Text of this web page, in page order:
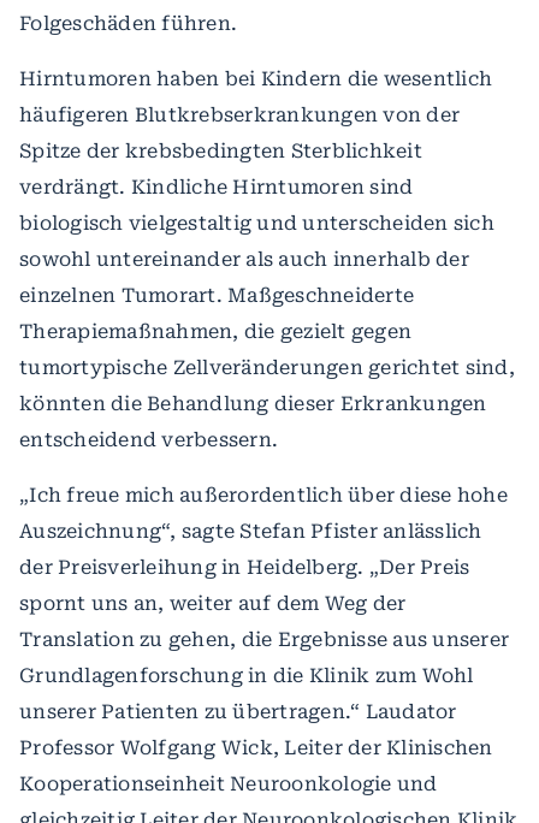
Folgeschäden führen.
Hirntumoren haben bei Kindern die wesentlich
häufigeren Blutkrebserkrankungen von der
Spitze der krebsbedingten Sterblichkeit
verdrängt. Kindliche Hirntumoren sind
biologisch vielgestaltig und unterscheiden sich
sowohl untereinander als auch innerhalb der
einzelnen Tumorart. Maßgeschneiderte
Therapiemaßnahmen, die gezielt gegen
tumortypische Zellveränderungen gerichtet sind,
könnten die Behandlung dieser Erkrankungen
entscheidend verbessern.
„Ich freue mich außerordentlich über diese hohe
Auszeichnung“, sagte Stefan Pfister anlässlich
der Preisverleihung in Heidelberg. „Der Preis
spornt uns an, weiter auf dem Weg der
Translation zu gehen, die Ergebnisse aus unserer
Grundlagenforschung in die Klinik zum Wohl
unserer Patienten zu übertragen.“ Laudator
Professor Wolfgang Wick, Leiter der Klinischen
Kooperationseinheit Neuroonkologie und